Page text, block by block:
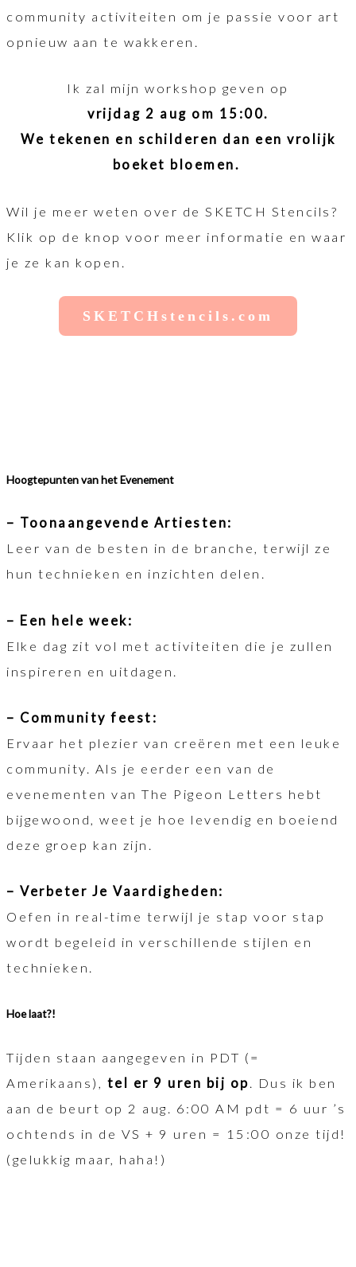
community activiteiten om je passie voor art
opnieuw aan te wakkeren.
Ik zal mijn workshop geven op
vrijdag 2 aug om 15:00.
We tekenen en schilderen dan een vrolijk
boeket bloemen.
Wil je meer weten over de SKETCH Stencils?
Klik op de knop voor meer informatie en waar
je ze kan kopen.
SKETCHstencils.com
Hoogtepunten van het Evenement
– Toonaangevende Artiesten:
Leer van de besten in de branche, terwijl ze
hun technieken en inzichten delen.
– Een hele week:
Elke dag zit vol met activiteiten die je zullen
inspireren en uitdagen.
– Community feest:
Ervaar het plezier van creëren met een leuke
community. Als je eerder een van de
evenementen van The Pigeon Letters hebt
bijgewoond, weet je hoe levendig en boeiend
deze groep kan zijn.
– Verbeter Je Vaardigheden:
Oefen in real-time terwijl je stap voor stap
wordt begeleid in verschillende stijlen en
technieken.
Hoe laat?!
Tijden staan aangegeven in PDT (=
Amerikaans), tel er 9 uren bij op. Dus ik ben
aan de beurt op 2 aug. 6:00 AM pdt = 6 uur ’s
ochtends in de VS + 9 uren = 15:00 onze tijd!
(gelukkig maar, haha!)